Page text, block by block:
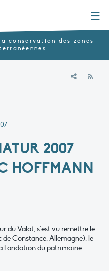
conservation des zones
2007
HOFFMANN
du Valat, s’est vu remettre le
Constance, Allemagne), le
Fondation du patrimoine